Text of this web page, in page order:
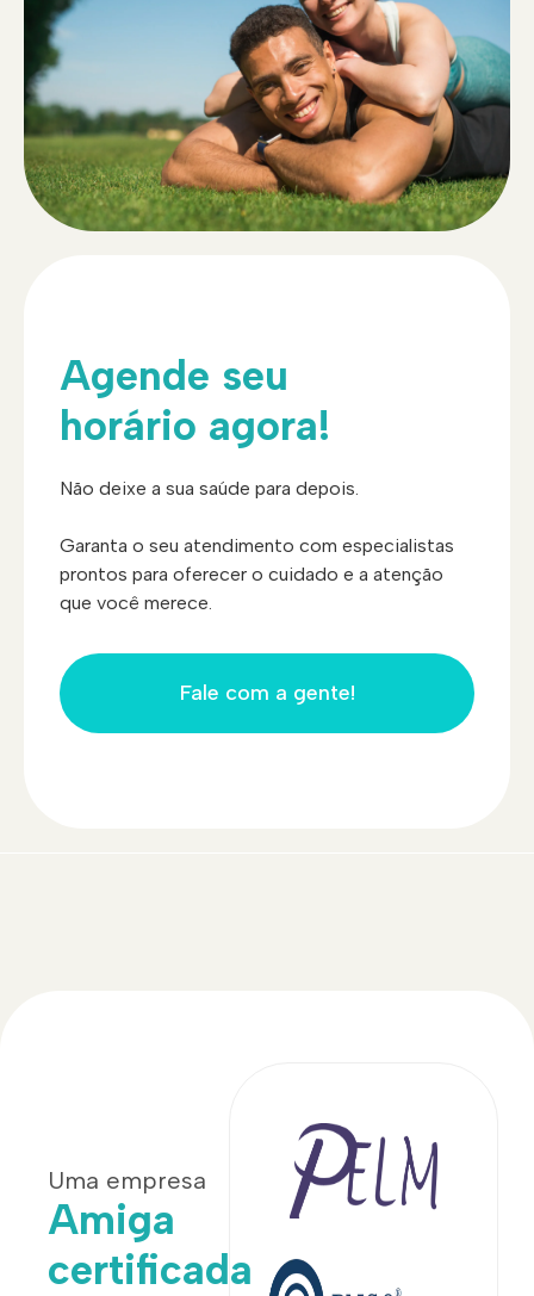
Agende seu
horário agora!
Não deixe a sua saúde para depois.
Garanta o seu atendimento com especialistas
prontos para oferecer o cuidado e a atenção
que você merece.
Fale com a gente!
Uma empresa
Amiga
certificada